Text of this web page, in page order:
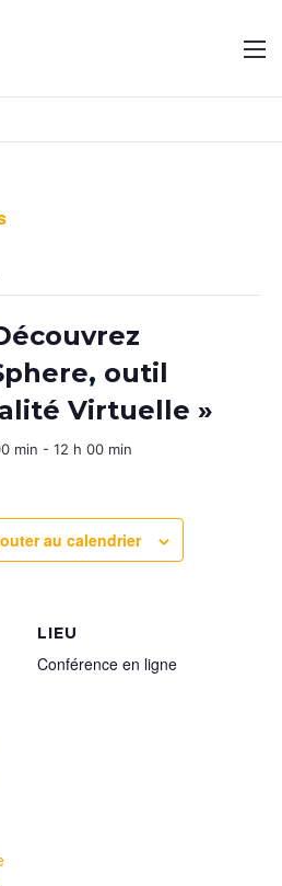
outil
Virtuelle »
min - 12 h 00 min
au calendrier
LIEU
Conférence en ligne